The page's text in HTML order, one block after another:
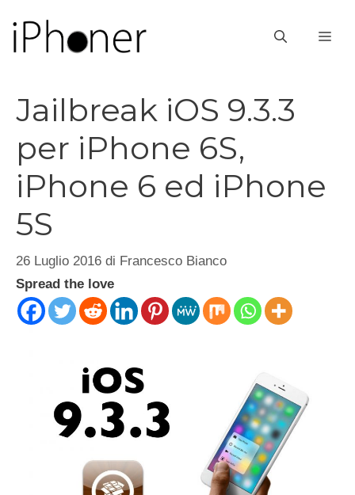
contenuto
Jailbreak iOS 9.3.3
per iPhone 6S,
iPhone 6 ed iPhone
5S
26 Luglio 2016 di Francesco Bianco
Spread the love